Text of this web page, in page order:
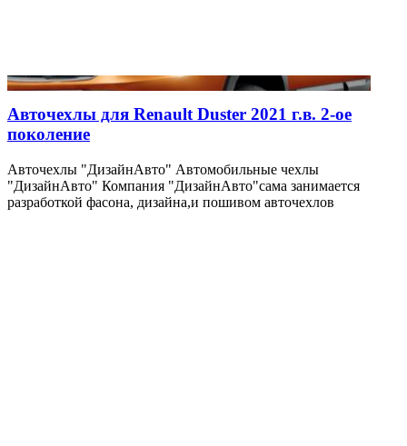
Авточехлы для Renault Duster 2021 г.в. 2-ое
поколение
Авточехлы "ДизайнАвто" Автомобильные чехлы
"ДизайнАвто" Компания "ДизайнАвто"сама занимается
разработкой фасона, дизайна,и пошивом авточехлов